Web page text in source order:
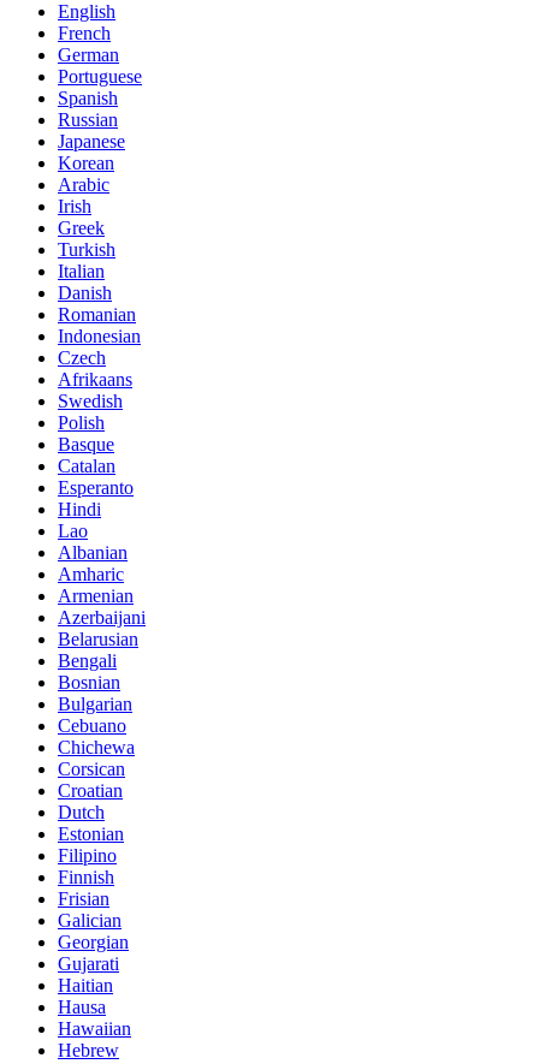
English
French
German
Portuguese
Spanish
Russian
Japanese
Korean
Arabic
Irish
Greek
Turkish
Italian
Danish
Romanian
Indonesian
Czech
Afrikaans
Swedish
Polish
Basque
Catalan
Esperanto
Hindi
Lao
Albanian
Amharic
Armenian
Azerbaijani
Belarusian
Bengali
Bosnian
Bulgarian
Cebuano
Chichewa
Corsican
Croatian
Dutch
Estonian
Filipino
Finnish
Frisian
Galician
Georgian
Gujarati
Haitian
Hausa
Hawaiian
Hebrew